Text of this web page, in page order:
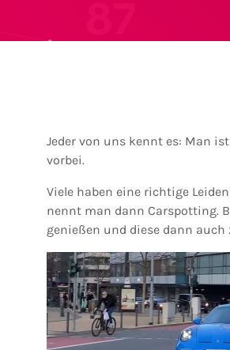
Jeder von uns kennt es: Man
vorbei.
Viele haben eine richtige
nennt man dann Carspotting.
genießen und diese dann auch